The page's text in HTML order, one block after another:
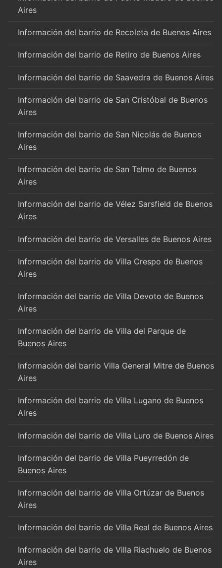
Aires
Información del barrio de Recoleta de Buenos Aires
Información del barrio de Retiro de Buenos Aires
Información del barrio de Saavedra de Buenos Aires
Información del barrio de San Cristóbal de Buenos
Aires
Información del barrio de San Nicolás de Buenos
Aires
Información del barrio de San Telmo de Buenos
Aires
Información del barrio de Vélez Sarsfield de Buenos
Aires
Información del barrio de Versalles de Buenos Aires
Información del barrio de Villa Crespo de Buenos
Aires
Información del barrio de Villa Devoto de Buenos
Aires
Información del barrio de Villa del Parque de
Buenos Aires
Información del barrio Villa General Mitre de Buenos
Aires
Información del barrio de Villa Lugano de Buenos
Aires
Información del barrio de Villa Luro de Buenos Aires
Información del barrio de Villa Pueyrredón de
Buenos Aires
Información del barrio de Villa Ortúzar de Buenos
Aires
Información del barrio de Villa Real de Buenos Aires
Información del barrio de Villa Riachuelo de Buenos
Aires